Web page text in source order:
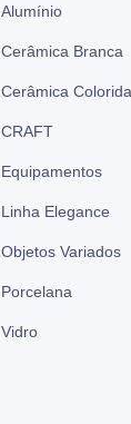
Alumínio
Cerâmica Branca
Cerâmica Colorida
CRAFT
Equipamentos
Linha Elegance
Objetos Variados
Porcelana
Vidro